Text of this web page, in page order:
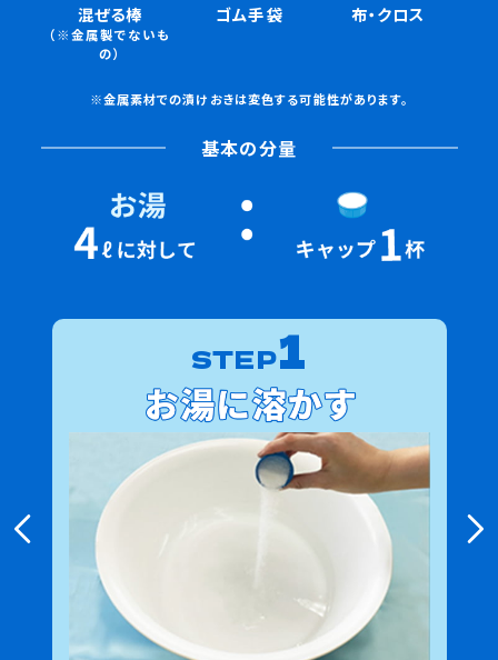
混ぜる棒
（※金属製でないも
の）
ゴム手袋 布・クロス
※金属素材での漬けおきは変色する可能性があります。
基本の分量
STEP1